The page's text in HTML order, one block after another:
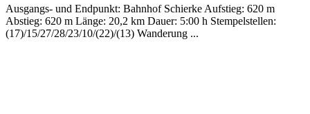
Ausgangs- und Endpunkt: Bahnhof Schierke Aufstieg: 620 m
Abstieg: 620 m Länge: 20,2 km Dauer: 5:00 h Stempelstellen:
(17)/15/27/28/23/10/(22)/(13) Wanderung ...